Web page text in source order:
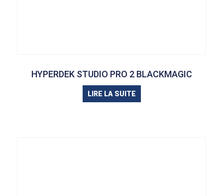
HYPERDEK STUDIO PRO 2 BLACKMAGIC
LIRE LA SUITE